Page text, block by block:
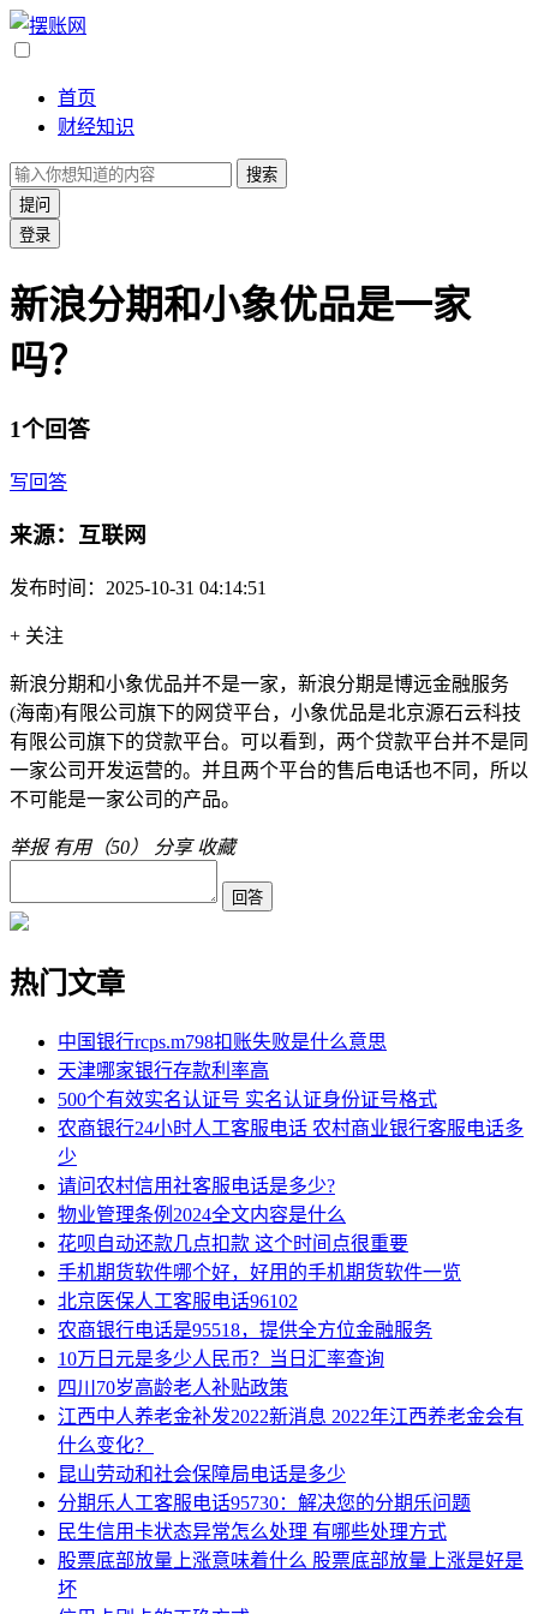
首页
财经知识
搜索
提问
登录
新浪分期和小象优品是一家
吗？
1个回答
写回答
来源：互联网
发布时间：2025-10-31 04:14:51
+ 关注
新浪分期和小象优品并不是一家，新浪分期是博远金融服务
(海南)有限公司旗下的网贷平台，小象优品是北京源石云科技
有限公司旗下的贷款平台。可以看到，两个贷款平台并不是同
一家公司开发运营的。并且两个平台的售后电话也不同，所以
不可能是一家公司的产品。
举报 有用（50） 分享 收藏
热门文章
中国银行rcps.m798扣账失败是什么意思
天津哪家银行存款利率高
500个有效实名认证号 实名认证身份证号格式
农商银行24小时人工客服电话 农村商业银行客服电话多
少
请问农村信用社客服电话是多少?
物业管理条例2024全文内容是什么
花呗自动还款几点扣款 这个时间点很重要
手机期货软件哪个好，好用的手机期货软件一览
北京医保人工客服电话96102
农商银行电话是95518，提供全方位金融服务
10万日元是多少人民币？当日汇率查询
四川70岁高龄老人补贴政策
江西中人养老金补发2022新消息 2022年江西养老金会有
什么变化？
昆山劳动和社会保障局电话是多少
分期乐人工客服电话95730：解决您的分期乐问题
民生信用卡状态异常怎么处理 有哪些处理方式
股票底部放量上涨意味着什么 股票底部放量上涨是好是
坏